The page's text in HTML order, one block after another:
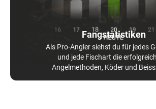
Fangstatistiken
Als Pro-Angler siehst du für jedes
und jede Fischart die
Angelmethoden, Köder und